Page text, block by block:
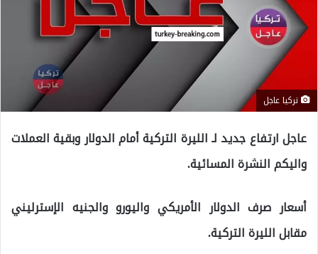
تركيا عاجل
عاجل ارتفاع جديد لـ الليرة التركية أمام الدولار وبقية العملات
واليكم النشرة المسائية.
أسعار صرف الدولار الأمريكي واليورو والجنيه الإسترليني
مقابل الليرة التركية.